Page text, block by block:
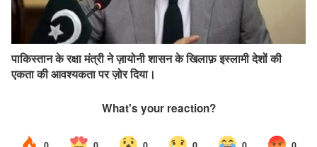
पाकिस्तान के रक्षा मंत्री ने ज़ायोनी शासन के खिलाफ़ इस्लामी देशों की
एकता की आवश्यकता पर ज़ोर दिया।